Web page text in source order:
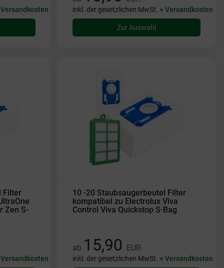
Versandkosten inkl. der gesetzlichen MwSt. +Versandkosten
Zur Auswahl
Filter
Zen S-
Versandkosten
10 -20 Staubsaugerbeutel Filter
kompatibel zu Electrolux Viva
Control Viva Quickstop S-Bag
ab 15,90 EUR
inkl. der gesetzlichen MwSt. +Versandkosten